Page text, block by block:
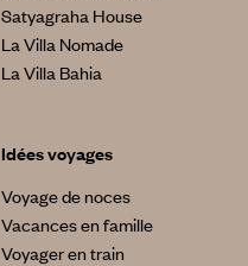
Satyagraha House
La Villa Nomade
La Villa Bahia
Idées voyages
Voyage de noces
Vacances en famille
Voyager en train